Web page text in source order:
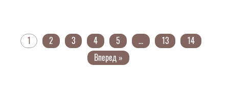
1 2 3 4 5 ... 13
14
Вперед »